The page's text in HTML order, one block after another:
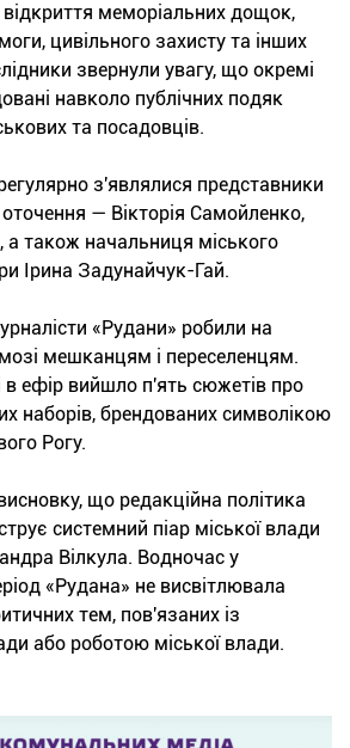
меморіальних дощок,
цивільного захисту та інших
звернули увагу, що окремі
навколо публічних подяк
та посадовців.
з'являлися представники
— Вікторія Самойленко,
а також начальниця міського
Ірина Задунайчук-Гай.
«Рудани» робили на
мешканцям і переселенцям.
ефір вийшло п'ять сюжетів про
наборів, брендованих символікою
Рогу.
що редакційна політика
системний піар міської влади
Вілкула. Водночас у
«Рудана» не висвітлювала
тем, пов'язаних із
або роботою міської влади.